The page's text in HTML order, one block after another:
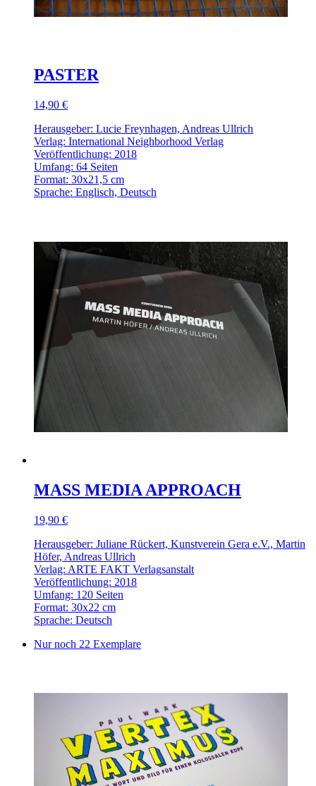
PASTER
14,90 €
Herausgeber: Lucie Freynhagen, Andreas Ullrich
Verlag: International Neighborhood Verlag
Veröffentlichung: 2018
Umfang: 64 Seiten
Format: 30x21,5 cm
Sprache: Englisch, Deutsch
MASS MEDIA APPROACH
19,90 €
Herausgeber: Juliane Rückert, Kunstverein Gera e.V., Martin
Höfer, Andreas Ullrich
Verlag: ARTE FAKT Verlagsanstalt
Veröffentlichung: 2018
Umfang: 120 Seiten
Format: 30x22 cm
Sprache: Deutsch
Nur noch 22 Exemplare